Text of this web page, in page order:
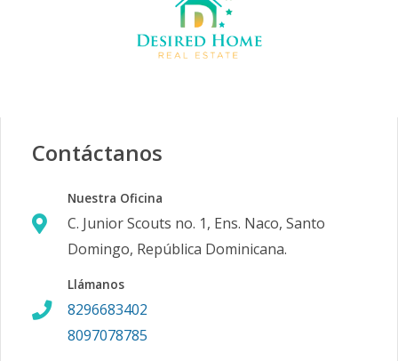
Contáctanos
Nuestra Oficina
C. Junior Scouts no. 1, Ens. Naco, Santo
Domingo, República Dominicana.
Llámanos
8296683402
8097078785